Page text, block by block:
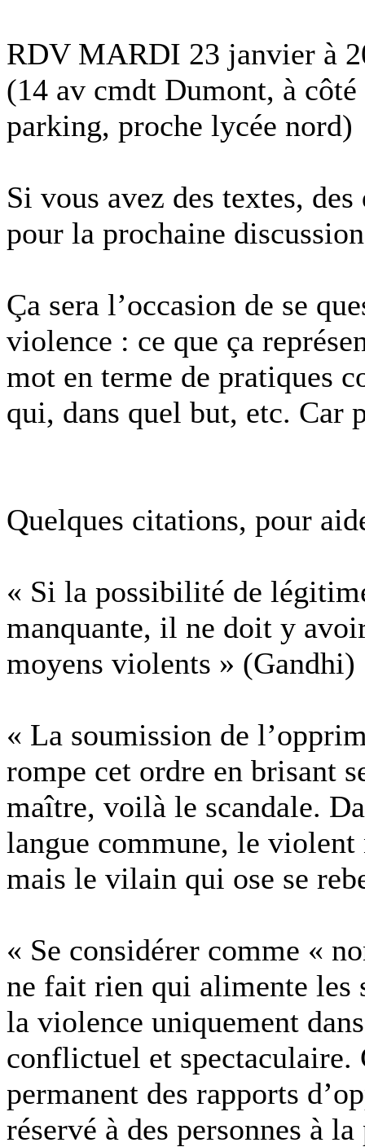
RDV MARDI 23 janvier à
(14 av cmdt Dumont, à
parking, proche lycée nord)
Si vous avez des textes,
pour la prochaine
Ça sera l’occasion de se
violence : ce que ça
mot en terme de pratiques
qui, dans quel but, etc. Car
Quelques citations, pour
« Si la possibilité de
manquante, il ne doit y
moyens violents » (Gandhi)
« La soumission de
rompe cet ordre en brisant
maître, voilà le scandale.
langue commune, le
mais le vilain qui ose se
« Se considérer comme «
ne fait rien qui alimente les
la violence uniquement
conflictuel et spectaculaire.
permanent des rapports
réservé à des personnes à